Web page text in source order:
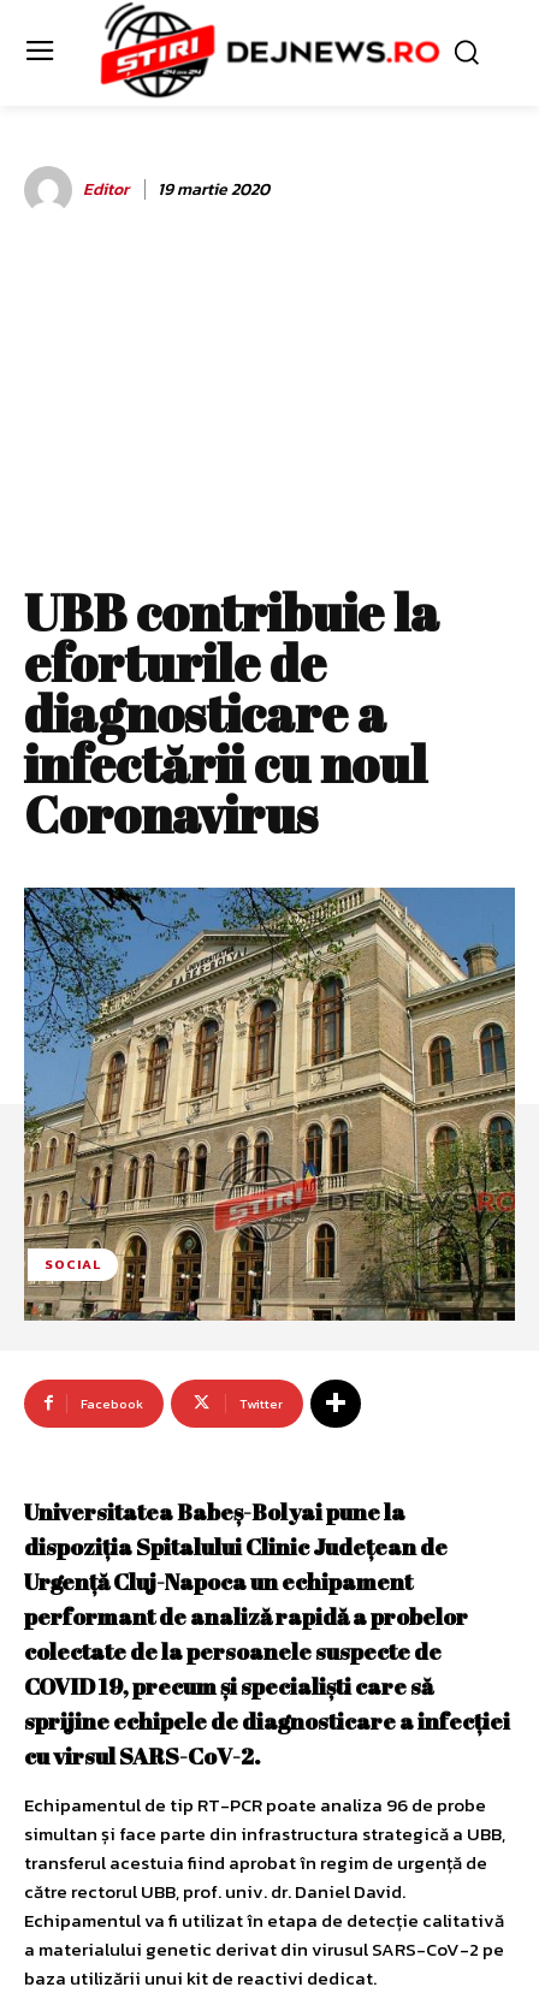
Editor 19 martie 2020
UBB contribuie la
eforturile de
diagnosticare a
infectării cu noul
Coronavirus
SOCIAL
Facebook Twitter
Universitatea Babeș-Bolyai pune la
dispoziția Spitalului Clinic Județean de
Urgență Cluj-Napoca un echipament
performant de analiză rapidă a probelor
colectate de la persoanele suspecte de
COVID 19, precum și specialiști care să
sprijine echipele de diagnosticare a infecției
cu virsul SARS-CoV-2.
Echipamentul de tip RT-PCR poate analiza 96 de probe
simultan și face parte din infrastructura strategică a UBB,
transferul acestuia fiind aprobat în regim de urgență de
către rectorul UBB, prof. univ. dr. Daniel David.
Echipamentul va fi utilizat în etapa de detecție calitativă
a materialului genetic derivat din virusul SARS-CoV-2 pe
baza utilizării unui kit de reactivi dedicat.